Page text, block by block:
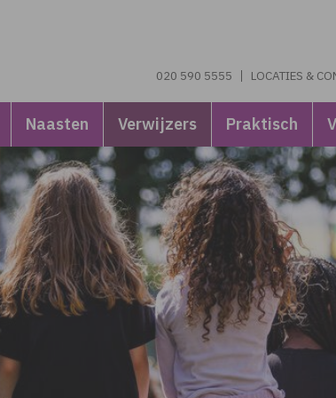
020 590 5555 LOCATIES &
Naasten Verwijzers Praktisch